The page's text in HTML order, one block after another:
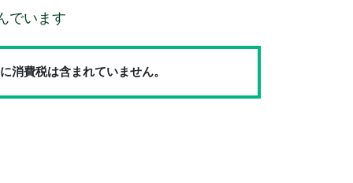
でいます
消費税は含まれていません。